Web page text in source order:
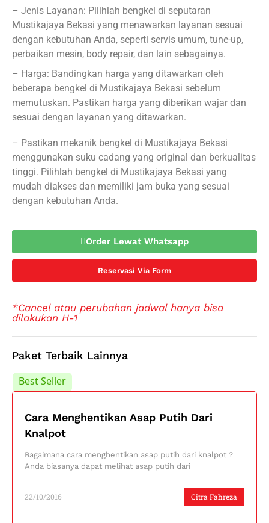
– Jenis Layanan: Pilihlah bengkel di seputaran
Mustikajaya Bekasi yang menawarkan layanan sesuai
dengan kebutuhan Anda, seperti servis umum, tune-up,
perbaikan mesin, body repair, dan lain sebagainya.
– Harga: Bandingkan harga yang ditawarkan oleh
beberapa bengkel di Mustikajaya Bekasi sebelum
memutuskan. Pastikan harga yang diberikan wajar dan
sesuai dengan layanan yang ditawarkan.
– Pastikan mekanik bengkel di Mustikajaya Bekasi
menggunakan suku cadang yang original dan berkualitas
tinggi. Pilihlah bengkel di Mustikajaya Bekasi yang
mudah diakses dan memiliki jam buka yang sesuai
dengan kebutuhan Anda.
Order Lewat Whatsapp
Reservasi Via Form
*Cancel atau perubahan jadwal hanya bisa
dilakukan H-1
Paket Terbaik Lainnya
Best Seller
Cara Menghentikan Asap Putih Dari
Knalpot
Citra Fahreza
22/10/2016
Bagaimana cara menghentikan asap putih dari knalpot ?
Anda biasanya dapat melihat asap putih dari
Best Seller